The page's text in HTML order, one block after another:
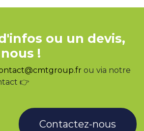
ou un devis,
!
ou via notre
👉
Contactez-nous